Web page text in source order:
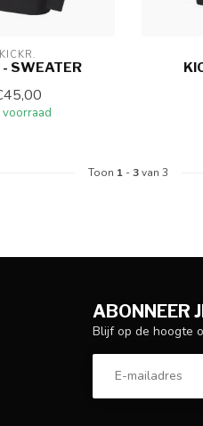
KICKR.
- SWEATER
voorraad
Toon 1 -3van 3
ABONNEER
Blijf op de hoogte